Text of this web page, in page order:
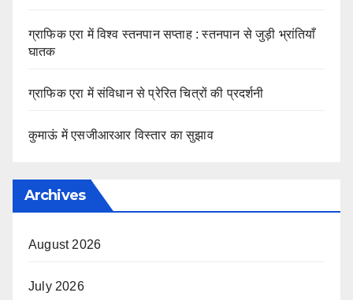
ग्राफिक एरा में विश्व स्तनपान सप्ताह : स्तनपान से जुड़ी भ्रांतियाँ
घातक
ग्राफिक एरा में संविधान से प्रेरित चित्रों की प्रदर्शनी
कुमाऊं में एसजीआरआर विस्तार का सुझाव
Archives
August 2026
July 2026